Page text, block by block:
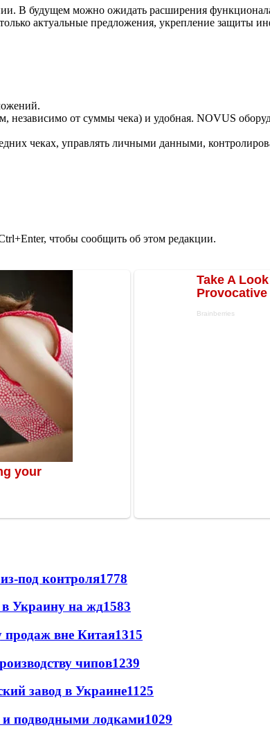
В будущем можно ожидать расширения
актуальные предложения, укрепление
независимо от суммы чека) и удобная. NOVUS
чеках, управлять личными данными,
чтобы сообщить об этом редакции.
под контроля1778
в Украину на жд1583
продаж вне Китая1315
чипов1239
завод в Украине1125
и подводными лодками1029